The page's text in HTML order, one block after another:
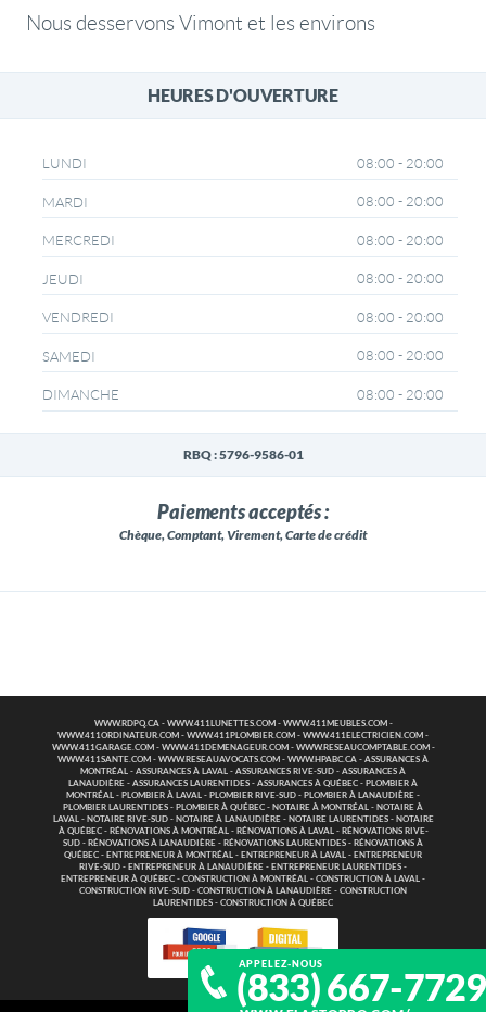
APPELEZ-NOUS
(833) 667-7729
Nous desservons Vimont et les environs
HEURES D'OUVERTURE
LUNDI 08:00 - 20:00
MARDI 08:00 - 20:00
MERCREDI 08:00 - 20:00
JEUDI 08:00 - 20:00
VENDREDI 08:00 - 20:00
SAMEDI 08:00 - 20:00
DIMANCHE 08:00 - 20:00
RBQ : 5796-9586-01
Paiements acceptés :
Chèque, Comptant, Virement, Carte de crédit
WWW.RDPQ.CA- WWW.411LUNETTES.COM - WWW.411MEUBLES.COM -
WWW.411ORDINATEUR.COM - WWW.411PLOMBIER.COM - WWW.411ELECTRICIEN.COM -
WWW.411GARAGE.COM - WWW.411DEMENAGEUR.COM - WWW.RESEAUCOMPTABLE.COM -
WWW.411SANTE.COM - WWW.RESEAUAVOCATS.COM - WWW.HPABC.CA - ASSURANCES À
MONTRÉAL - ASSURANCES À LAVAL - ASSURANCES RIVE-SUD - ASSURANCES À
LANAUDIÈRE - ASSURANCES LAURENTIDES - ASSURANCES À QUÉBEC - PLOMBIER À
MONTRÉAL - PLOMBIER À LAVAL - PLOMBIER RIVE-SUD - PLOMBIER À LANAUDIÈRE -
PLOMBIER LAURENTIDES - PLOMBIER À QUÉBEC - NOTAIRE À MONTRÉAL - NOTAIRE À
LAVAL- NOTAIRE RIVE-SUD- NOTAIRE À LANAUDIÈRE- NOTAIRE LAURENTIDES- NOTAIRE
À QUÉBEC- RÉNOVATIONS À MONTRÉAL- RÉNOVATIONS À LAVAL- RÉNOVATIONS RIVE-
SUD - RÉNOVATIONS À LANAUDIÈRE - RÉNOVATIONS LAURENTIDES - RÉNOVATIONS À
QUÉBEC - ENTREPRENEUR À MONTRÉAL - ENTREPRENEUR À LAVAL - ENTREPRENEUR
RIVE-SUD - ENTREPRENEUR À LANAUDIÈRE - ENTREPRENEUR LAURENTIDES -
ENTREPRENEUR À QUÉBEC - CONSTRUCTION À MONTRÉAL - CONSTRUCTION À LAVAL -
CONSTRUCTION RIVE-SUD - CONSTRUCTION À LANAUDIÈRE - CONSTRUCTION
LAURENTIDES - CONSTRUCTION À QUÉBEC